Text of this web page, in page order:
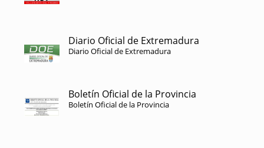
Diario Oficial de Extremadura
Diario Oficial de Extremadura
Boletín Oficial de la Provincia
Boletín Oficial de la Provincia